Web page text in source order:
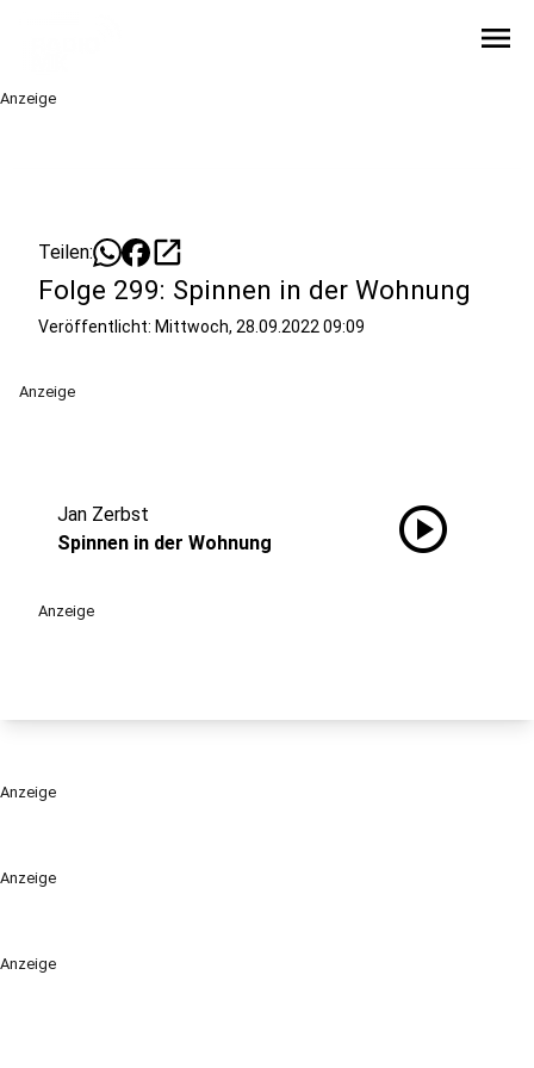
menu
Anzeige
Anzeige
Anzeige
Teilen: open_in_new
Folge 299: Spinnen in der Wohnung
Veröffentlicht: Mittwoch, 28.09.2022 09:09
Anzeige
Jan Zerbst
Spinnen in der Wohnung
play_circle
Anzeige
Anzeige